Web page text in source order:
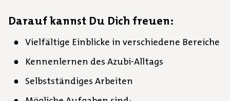
Darauf kannst Du Dich freuen:
Vielfältige Einblicke in verschiedene Bereiche
Kennenlernen des Azubi-Alltags
Selbstständiges Arbeiten